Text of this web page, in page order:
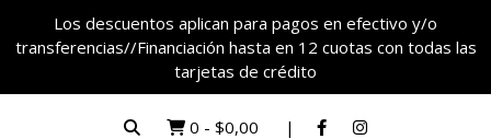
Los descuentos aplican para pagos en efectivo y/o
transferencias//Financiación hasta en 12 cuotas con todas las
tarjetas de crédito
0 - $0,00